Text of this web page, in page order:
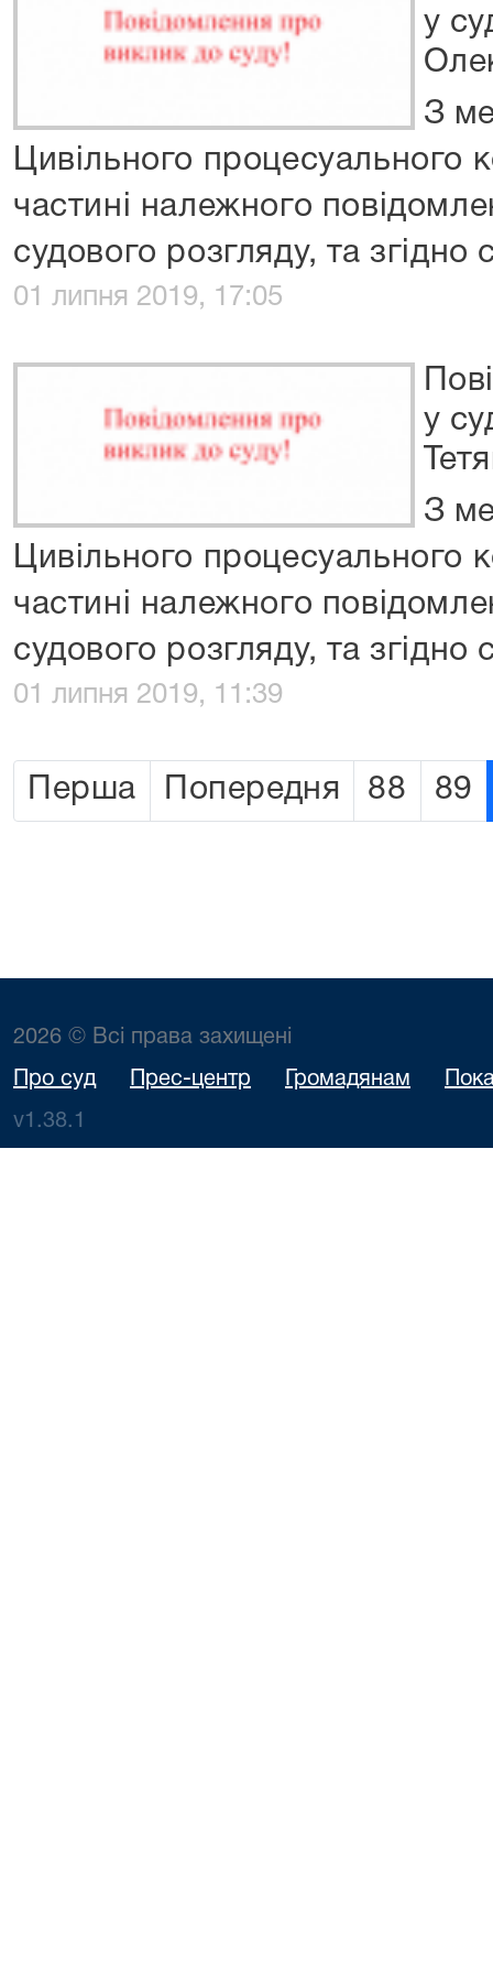
у
З
Цивільного процесуального
частині належного
судового розгляду, та згідно
01 липня 2019, 17:05
у
З
Цивільного процесуального
частині належного
судового розгляду, та згідно
01 липня 2019, 11:39
Перша Попередня 88 89
2026 © Всі права захищені
Про суд Прес-центр Громадянам
v1.38.1